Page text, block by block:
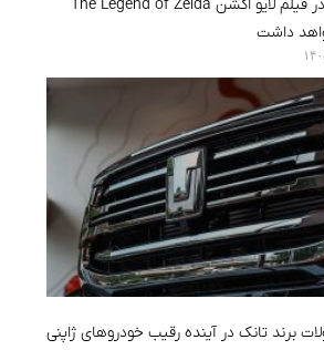
سم نیل در فیلم لایو اکشن The Legend of Zelda
داشت
برند تانک در آینده رقیب خودروهای ژاپنی